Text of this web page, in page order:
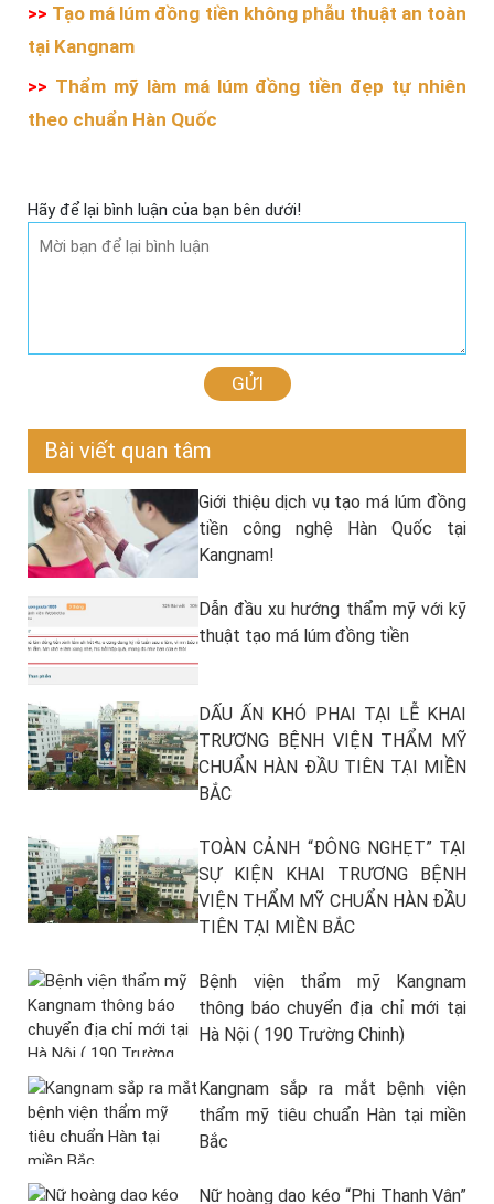
>> Tạo má lúm đồng tiền không phẫu thuật an toàn
tại Kangnam
>> Thẩm mỹ làm má lúm đồng tiền đẹp tự nhiên
theo chuẩn Hàn Quốc
Hãy để lại bình luận của bạn bên dưới!
GỬI
Bài viết quan tâm
Giới thiệu dịch vụ tạo má lúm đồng
tiền công nghệ Hàn Quốc tại
Kangnam!
Dẫn đầu xu hướng thẩm mỹ với kỹ
thuật tạo má lúm đồng tiền
DẤU ẤN KHÓ PHAI TẠI LỄ KHAI
TRƯƠNG BỆNH VIỆN THẨM MỸ
CHUẨN HÀN ĐẦU TIÊN TẠI MIỀN
BẮC
TOÀN CẢNH “ĐÔNG NGHẸT” TẠI
SỰ KIỆN KHAI TRƯƠNG BỆNH
VIỆN THẨM MỸ CHUẨN HÀN ĐẦU
TIÊN TẠI MIỀN BẮC
Bệnh viện thẩm mỹ Kangnam
thông báo chuyển địa chỉ mới tại
Hà Nội ( 190 Trường Chinh)
Kangnam sắp ra mắt bệnh viện
thẩm mỹ tiêu chuẩn Hàn tại miền
Bắc
Nữ hoàng dao kéo “Phi Thanh Vân”